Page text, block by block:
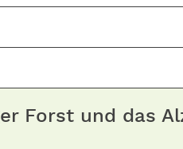
Forst und das